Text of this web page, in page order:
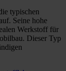
typischen
Seine hohe
Werkstoff für
Dieser Typ